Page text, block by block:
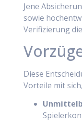
Jene
sowie
Verifizierung
Diese
Vorteile mit